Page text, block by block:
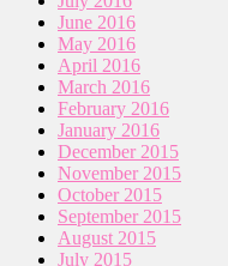
June 2016
May 2016
April 2016
March 2016
February 2016
January 2016
December 2015
November 2015
October 2015
September 2015
August 2015
July 2015